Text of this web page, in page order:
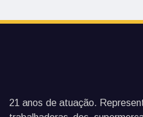
21 anos de atuação.